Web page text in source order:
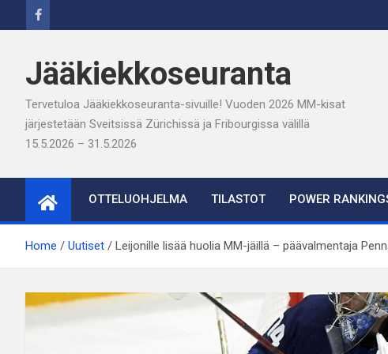
to
Jääkiekkoseuranta
Tervetuloa Jääkiekkoseuranta-sivuille! Vuoden 2026 MM-kisat
järjestetään Sveitsissä Zürichissä ja Fribourgissa välillä
15.5.2026 – 31.5.2026
OTTELUOHJELMA TILASTOT POWER
Home Uutiset Leijonille lisää huolia MM-jäillä – päävalmentaja